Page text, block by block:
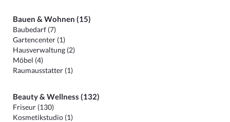
Bauen & Wohnen (15)
Baubedarf (7)
Gartencenter (1)
Hausverwaltung (2)
Möbel (4)
Raumausstatter (1)
Beauty & Wellness (132)
Friseur (130)
Kosmetikstudio (1)